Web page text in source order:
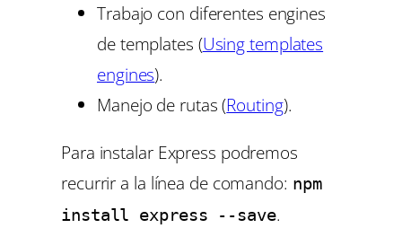
Trabajo con diferentes engines
de templates (Using templates
engines).
Manejo de rutas (Routing).
Para instalar Express podremos
recurrir a la línea de comando: npm
install express --save.